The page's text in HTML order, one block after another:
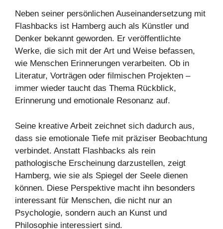
Neben seiner persönlichen Auseinandersetzung mit
Flashbacks ist Hamberg auch als Künstler und
Denker bekannt geworden. Er veröffentlichte
Werke, die sich mit der Art und Weise befassen,
wie Menschen Erinnerungen verarbeiten. Ob in
Literatur, Vorträgen oder filmischen Projekten –
immer wieder taucht das Thema Rückblick,
Erinnerung und emotionale Resonanz auf.
Seine kreative Arbeit zeichnet sich dadurch aus,
dass sie emotionale Tiefe mit präziser Beobachtung
verbindet. Anstatt Flashbacks als rein
pathologische Erscheinung darzustellen, zeigt
Hamberg, wie sie als Spiegel der Seele dienen
können. Diese Perspektive macht ihn besonders
interessant für Menschen, die nicht nur an
Psychologie, sondern auch an Kunst und
Philosophie interessiert sind.